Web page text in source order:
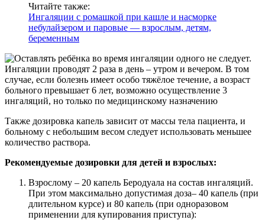
Читайте также:
Ингаляции с ромашкой при кашле и насморке
небулайзером и паровые — взрослым, детям,
беременным
Также дозировка капель зависит от массы тела пациента, и
больному с небольшим весом следует использовать меньшее
количество раствора.
Рекомендуемые дозировки для детей и взрослых:
Взрослому – 20 капель Беродуала на состав ингаляций.
При этом максимально допустимая доза– 40 капель (при
длительном курсе) и 80 капель (при одноразовом
применении для купирования приступа):